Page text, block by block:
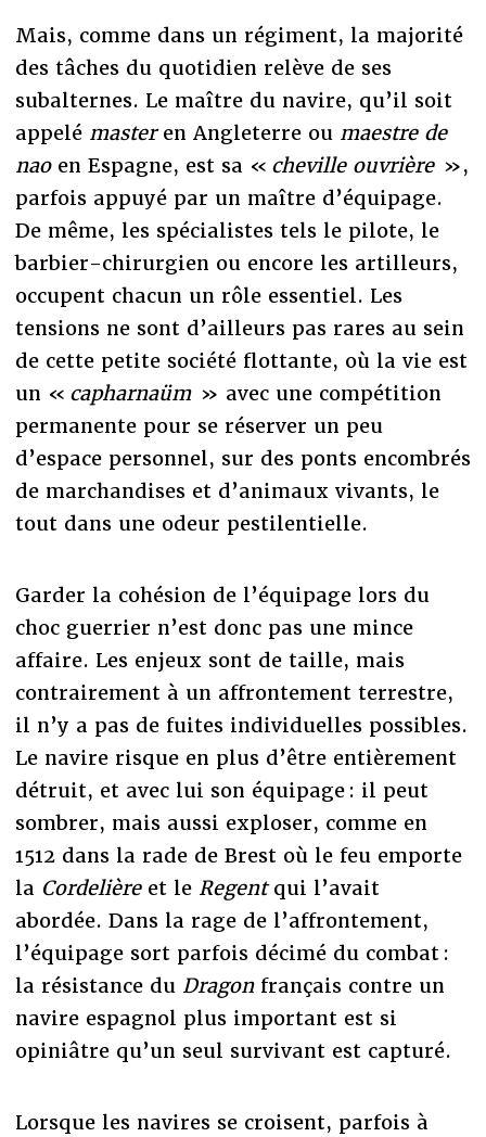
Mais, comme dans un régiment, la majorité
des tâches du quotidien relève de ses
subalternes. Le maître du navire, qu’il soit
appelé masteren Angleterre ou maestre de
naoen Espagne, est sa « cheville ouvrière »,
parfois appuyé par un maître d’équipage.
De même, les spécialistes tels le pilote, le
barbier-chirurgien ou encore les artilleurs,
occupent chacun un rôle essentiel. Les
tensions ne sont d’ailleurs pas rares au sein
de cette petite société flottante, où la vie est
un « capharnaüm » avec une compétition
permanente pour se réserver un peu
d’espace personnel, sur des ponts encombrés
de marchandises et d’animaux vivants, le
tout dans une odeur pestilentielle.
Garder la cohésion de l’équipage lors du
choc guerrier n’est donc pas une mince
affaire. Les enjeux sont de taille, mais
contrairement à un affrontement terrestre,
il n’y a pas de fuites individuelles possibles.
Le navire risque en plus d’être entièrement
détruit, et avec lui son équipage : il peut
sombrer, mais aussi exploser, comme en
1512 dans la rade de Brest où le feu emporte
la Cordelièreet le Regentqui l’avait
abordée. Dans la rage de l’affrontement,
l’équipage sort parfois décimé du combat :
la résistance du Dragonfrançais contre un
navire espagnol plus important est si
opiniâtre qu’un seul survivant est capturé.
Lorsque les navires se croisent, parfois à